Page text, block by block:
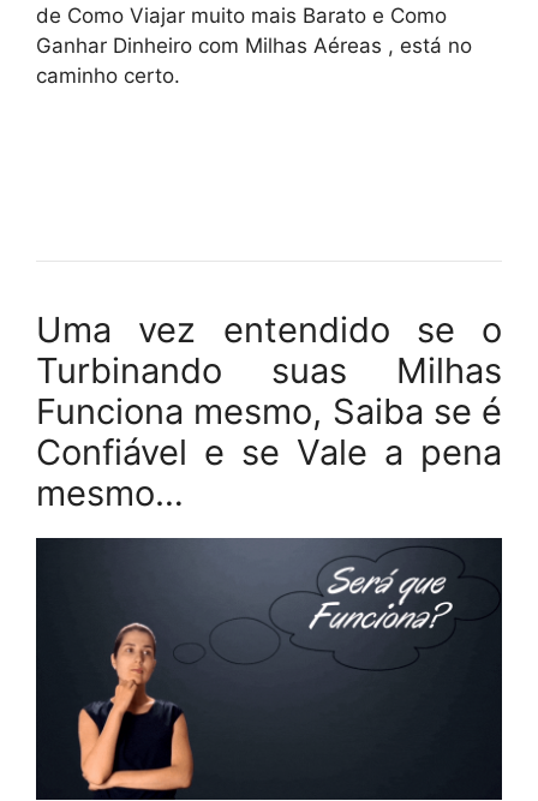
de Como Viajar muito mais Barato e Como
Ganhar Dinheiro com Milhas Aéreas , está no
caminho certo.
Uma vez entendido se o
Turbinando suas Milhas
Funciona mesmo, Saiba se é
Confiável e se Vale a pena
mesmo…